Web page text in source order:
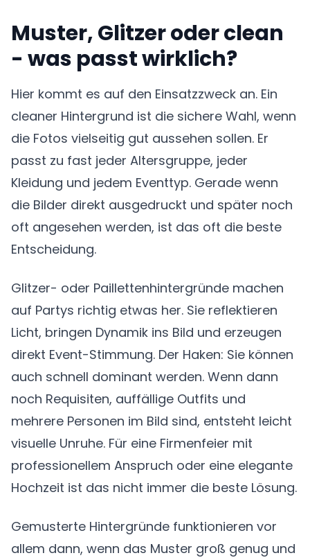
Muster, Glitzer oder clean
- was passt wirklich?
Hier kommt es auf den Einsatzzweck an. Ein
cleaner Hintergrund ist die sichere Wahl, wenn
die Fotos vielseitig gut aussehen sollen. Er
passt zu fast jeder Altersgruppe, jeder
Kleidung und jedem Eventtyp. Gerade wenn
die Bilder direkt ausgedruckt und später noch
oft angesehen werden, ist das oft die beste
Entscheidung.
Glitzer- oder Paillettenhintergründe machen
auf Partys richtig etwas her. Sie reflektieren
Licht, bringen Dynamik ins Bild und erzeugen
direkt Event-Stimmung. Der Haken: Sie können
auch schnell dominant werden. Wenn dann
noch Requisiten, auffällige Outfits und
mehrere Personen im Bild sind, entsteht leicht
visuelle Unruhe. Für eine Firmenfeier mit
professionellem Anspruch oder eine elegante
Hochzeit ist das nicht immer die beste Lösung.
Gemusterte Hintergründe funktionieren vor
allem dann, wenn das Muster groß genug und